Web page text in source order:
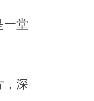
一堂
，深